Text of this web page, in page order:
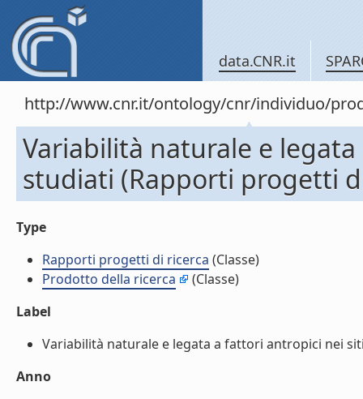
data.CNR.it
http://www.cnr.it/ontology/cnr/individuo/
Variabilità naturale e
studiati (Rapporti progetti
Type
Rapporti progetti di ricerca (Classe)
Prodotto della ricerca
(Classe)
Label
Variabilità naturale e legata a fattori antropici nei
Anno